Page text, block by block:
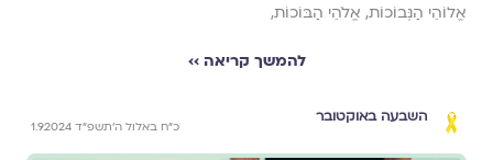
אֱלוֹהֵי הַנְּבוֹכוֹת, אֱלֹהֵי הַבּוֹכוֹת,
להמשך קריאה ››
השבעה באוקטובר
כ״ח באלול ה׳תשפ״ד 1.9.2024